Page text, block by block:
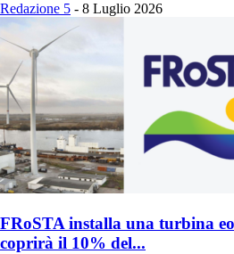
Redazione 5 - 8 Luglio 2026
FRoSTA installa una turbina
coprirà il 10% del...